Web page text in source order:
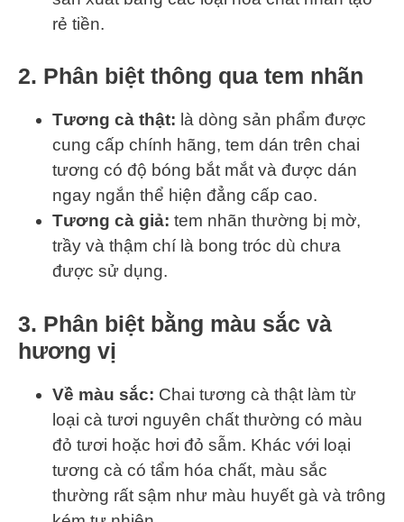
rẻ tiền.
2. Phân biệt thông qua tem nhãn
Tương cà thật: là dòng sản phẩm được
cung cấp chính hãng, tem dán trên chai
tương có độ bóng bắt mắt và được dán
ngay ngắn thể hiện đẳng cấp cao.
Tương cà giả: tem nhãn thường bị mờ,
trầy và thậm chí là bong tróc dù chưa
được sử dụng.
3. Phân biệt bằng màu sắc và
hương vị
Về màu sắc: Chai tương cà thật làm từ
loại cà tươi nguyên chất thường có màu
đỏ tươi hoặc hơi đỏ sẫm. Khác với loại
tương cà có tẩm hóa chất, màu sắc
thường rất sậm như màu huyết gà và trông